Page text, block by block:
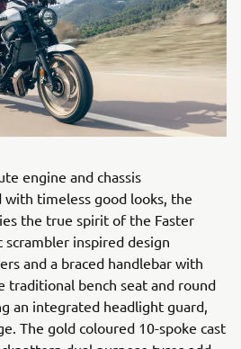
engine and chassis
timeless good looks, the
the true spirit of the Faster
scrambler inspired design
and a braced handlebar with
traditional bench seat and round
an integrated headlight guard,
The gold coloured 10-spoke cast